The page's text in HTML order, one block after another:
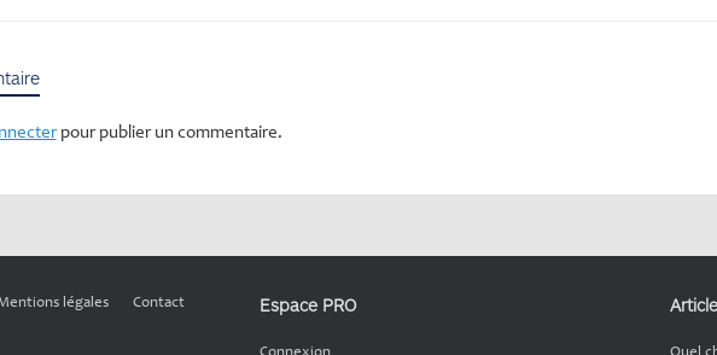
pour publier un commentaire.
légales Contact Espace PRO